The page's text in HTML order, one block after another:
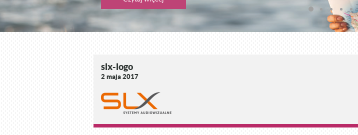
slx-logo
2 maja 2017